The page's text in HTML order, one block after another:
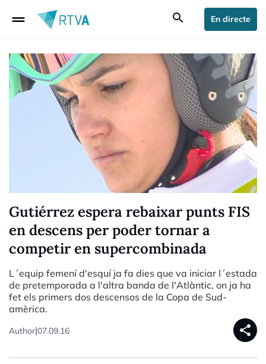
drag_handle search En directe
Gutiérrez espera rebaixar punts FIS
en descens per poder tornar a
competir en supercombinada
L´equip femení d'esquí ja fa dies que va iniciar l´estada
de pretemporada a l'altra banda de l'Atlàntic, on ja ha
fet els primers dos descensos de la Copa de Sud-
amèrica.
Author|07.09.16 share